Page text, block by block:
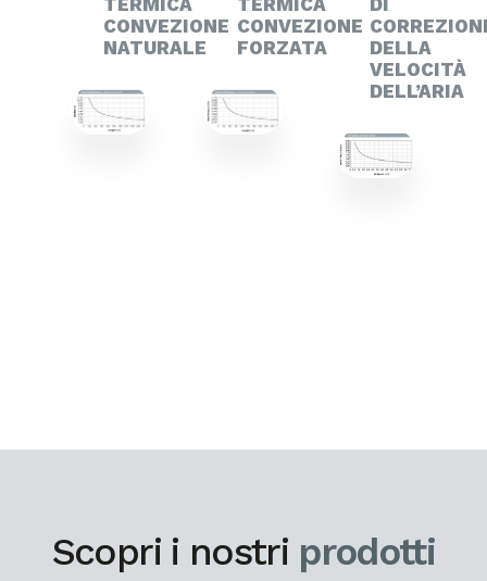
CONVEZIONE
NATURALE
CONVEZIONE
FORZATA
DELLA
VELOCITÀ
DELL’ARIA
Scopri i nostri prodotti